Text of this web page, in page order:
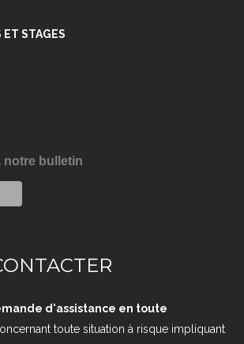
ET STAGES
notre bulletin
d'assistance en toute
toute situation à risque impliquant